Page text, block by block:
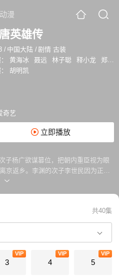
动漫
英雄传
/ 中国大陆 /剧情 古装
黄海冰 聂远 林子聪 释小龙
郑国霖
胡明凯
奇艺
立即播放
杨广欲谋篡位，把朝内重臣视为眼
京返乡。李渊的次子李世民因为正在
长孙姑娘是位极有远见的姑娘，她劝
击退廖无极，救出李世民后，得知杀
别。为了报答秦琼的救命之恩，李世
琼正是知道了李世民是这样知恩图
潞州后，因路费被窃，又患重病，
林好汉单信雄。他一直敬重秦琼的为
的途中因错认为一店主是响马，失手
共40集
3
VIP
4
VIP
5
VIP